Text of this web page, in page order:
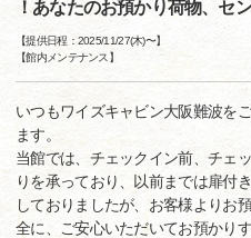
！あなたのお預かり荷物、セ
【提供日程：2025/11/27(木)〜】
【館内メンテナンス 】
いつもワイズキャビン大阪難波を
ます。
当館では、チェックイン前、チェ
りを承っており、以前までは扉付
しておりましたが、お客様よりお
全に、ご安心いただいてお預かり